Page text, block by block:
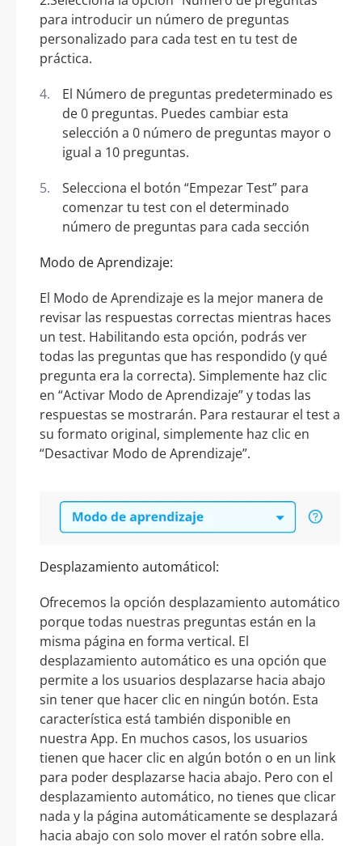
para introducir un número de preguntas
personalizado para cada test en tu test de
práctica.
El Número de preguntas predeterminado es
de 0 preguntas. Puedes cambiar esta
selección a 0 número de preguntas mayor o
igual a 10 preguntas.
Selecciona el botón “Empezar Test” para
comenzar tu test con el determinado
número de preguntas para cada sección
Modo de Aprendizaje:
El Modo de Aprendizaje es la mejor manera de
revisar las respuestas correctas mientras haces
un test. Habilitando esta opción, podrás ver
todas las preguntas que has respondido (y qué
pregunta era la correcta). Simplemente haz clic
en “Activar Modo de Aprendizaje” y todas las
respuestas se mostrarán. Para restaurar el test a
su formato original, simplemente haz clic en
“Desactivar Modo de Aprendizaje”.
Desplazamiento automáticol:
Ofrecemos la opción desplazamiento automático
porque todas nuestras preguntas están en la
misma página en forma vertical. El
desplazamiento automático es una opción que
permite a los usuarios desplazarse hacia abajo
sin tener que hacer clic en ningún botón. Esta
característica está también disponible en
nuestra App. En muchos casos, los usuarios
tienen que hacer clic en algún botón o en un link
para poder desplazarse hacia abajo. Pero con el
desplazamiento automático, no tienes que clicar
nada y la página automáticamente se desplazará
hacia abajo con solo mover el ratón sobre ella.